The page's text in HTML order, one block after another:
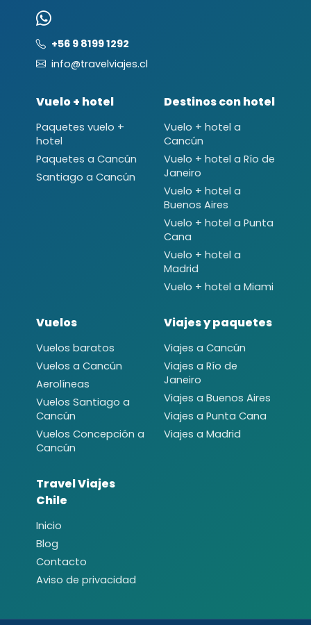
+56 9 8199 1292
info@travelviajes.cl
Vuelo + hotel
Paquetes vuelo +
hotel
Paquetes a Cancún
Santiago a Cancún
Destinos con hotel
Vuelo + hotel a
Cancún
Vuelo + hotel a Río de
Janeiro
Vuelo + hotel a
Buenos Aires
Vuelo + hotel a Punta
Cana
Vuelo + hotel a
Madrid
Vuelo + hotel a Miami
Vuelos
Vuelos baratos
Vuelos a Cancún
Aerolíneas
Vuelos Santiago a
Cancún
Vuelos Concepción a
Cancún
Viajes y paquetes
Viajes a Cancún
Viajes a Río de
Janeiro
Viajes a Buenos Aires
Viajes a Punta Cana
Viajes a Madrid
Travel Viajes
Chile
Inicio
Blog
Contacto
Aviso de privacidad